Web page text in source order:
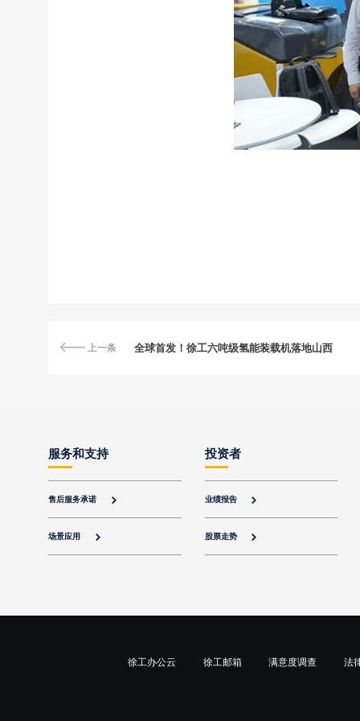
上一条 全球首发！徐工六吨级氢能装载机落地山西
服务和支持
售后服务承诺 
场景应用 
投资者
业绩报告 
股票走势 
徐工办公云 徐工邮箱 满意度调查 法